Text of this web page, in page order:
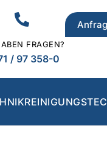
FRAGEN?
/ 97 358-0